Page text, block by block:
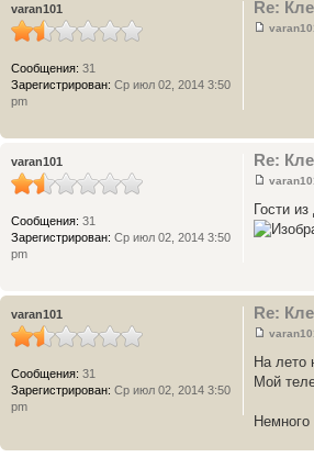
Re:
varan101
Сообщения: 31
Зарегистрирован: Ср июл 02, 2014 3:50
pm
Re:
Гости
varan101
Сообщения: 31
Зарегистрирован: Ср июл 02, 2014 3:50
pm
Re:
На лето
Мой
Немного
varan101
Сообщения: 31
Зарегистрирован: Ср июл 02, 2014 3:50
pm